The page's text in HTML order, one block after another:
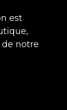
est
notre